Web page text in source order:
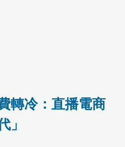
轉冷：直播電商
」